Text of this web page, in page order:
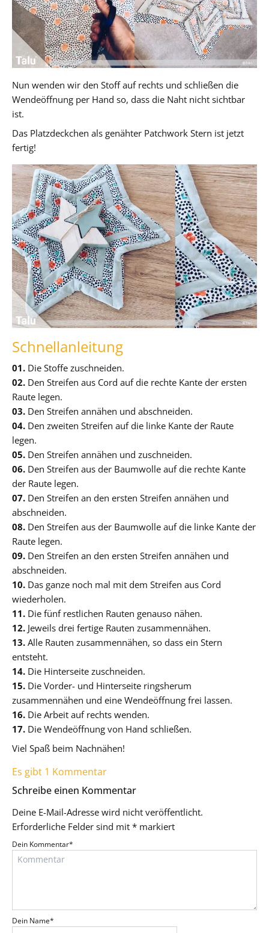
Nun wenden wir den Stoff auf rechts und schließen die
Wendeöffnung per Hand so, dass die Naht nicht sichtbar
ist.
Das Platzdeckchen als genähter Patchwork Stern ist jetzt
fertig!
Schnellanleitung
01. Die Stoffe zuschneiden.
02. Den Streifen aus Cord auf die rechte Kante der ersten
Raute legen.
03. Den Streifen annähen und abschneiden.
04. Den zweiten Streifen auf die linke Kante der Raute
legen.
05. Den Streifen annähen und zuschneiden.
06. Den Streifen aus der Baumwolle auf die rechte Kante
der Raute legen.
07. Den Streifen an den ersten Streifen annähen und
abschneiden.
08. Den Streifen aus der Baumwolle auf die linke Kante der
Raute legen.
09. Den Streifen an den ersten Streifen annähen und
abschneiden.
10. Das ganze noch mal mit dem Streifen aus Cord
wiederholen.
11. Die fünf restlichen Rauten genauso nähen.
12. Jeweils drei fertige Rauten zusammennähen.
13. Alle Rauten zusammennähen, so dass ein Stern
entsteht.
14. Die Hinterseite zuschneiden.
15. Die Vorder- und Hinterseite ringsherum
zusammennähen und eine Wendeöffnung frei lassen.
16. Die Arbeit auf rechts wenden.
17. Die Wendeöffnung von Hand schließen.
Viel Spaß beim Nachnähen!
Es gibt 1 Kommentar
Schreibe einen Kommentar
Deine E-Mail-Adresse wird nicht veröffentlicht.
Erforderliche Felder sind mit * markiert
Dein Kommentar*
Dein Name*